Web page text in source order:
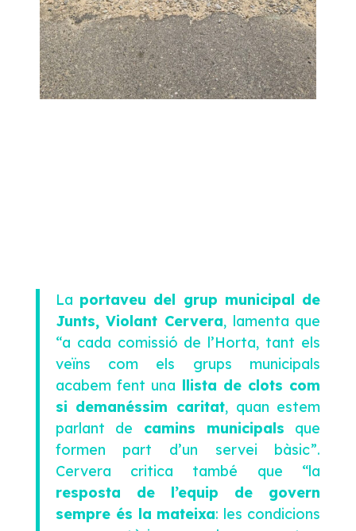
La portaveu del grup municipal de
Junts, Violant Cervera, lamenta que
“a cada comissió de l’Horta, tant els
veïns com els grups municipals
acabem fent una llista de clots com
si demanéssim caritat, quan estem
parlant de camins municipals que
formen part d’un servei bàsic”.
Cervera critica també que “la
resposta de l’equip de govern
sempre és la mateixa: les condicions